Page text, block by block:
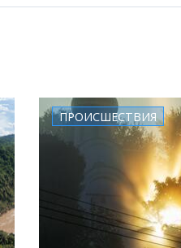
ПРОИСШЕСТВИЯ